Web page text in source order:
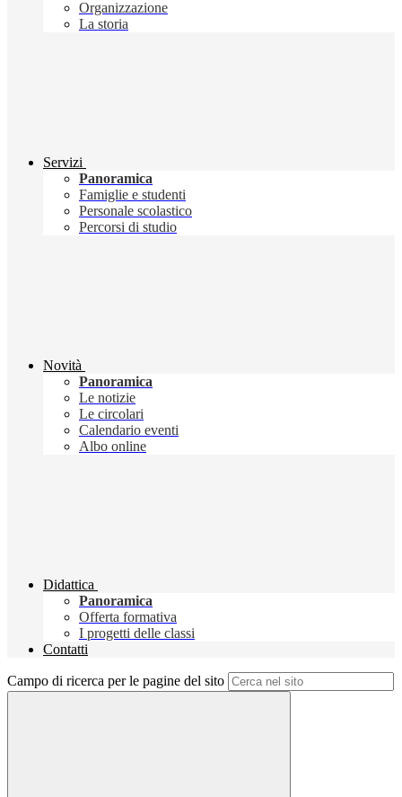
Organizzazione
La storia
Servizi
Panoramica
Famiglie e studenti
Personale scolastico
Percorsi di studio
Novità
Panoramica
Le notizie
Le circolari
Calendario eventi
Albo online
Didattica
Panoramica
Offerta formativa
I progetti delle classi
Contatti
Campo di ricerca per le pagine del sito